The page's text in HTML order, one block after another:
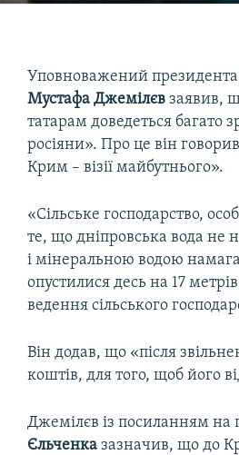
Уповноважений президента
Мустафа Джемілєв заявив,
татарам доведеться багато
росіяни». Про це він
Крим – візії майбутнього».
«Сільське господарство,
те, що дніпровська вода не
і мінеральною водою
опустилися десь на 17
ведення сільського
Він додав, що «після
коштів, для того, щоб його
Джемілєв із посиланням
Єльченка зазначив, що до